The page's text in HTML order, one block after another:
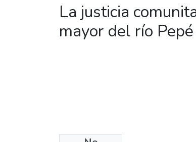
La justicia
mayor del río